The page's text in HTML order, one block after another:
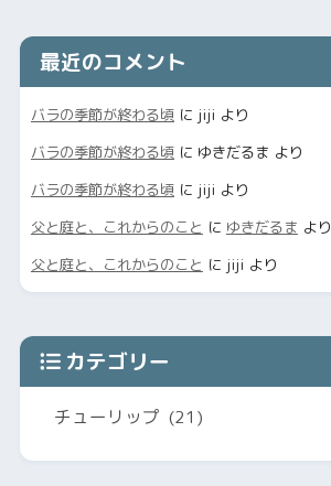
最近のコメント
バラの季節が終わる頃に jiji より
バラの季節が終わる頃に ゆきだるま より
バラの季節が終わる頃に jiji より
父と庭と、これからのこと に ゆきだるま より
父と庭と、これからのこと に jiji より
カテゴリー